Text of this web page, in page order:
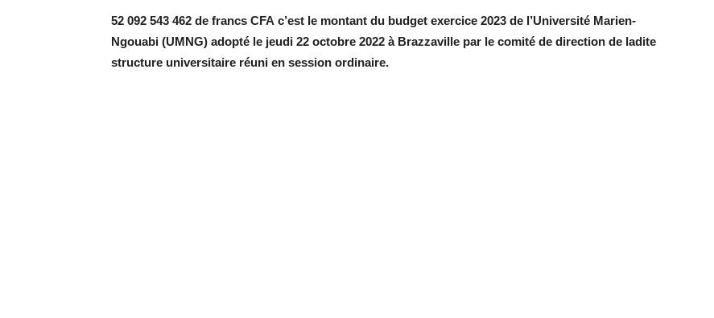
52 092 543 462 de francs CFA c’est le montant du budget exercice 2023 de l’Université Marien-
Ngouabi (UMNG) adopté le jeudi 22 octobre 2022 à Brazzaville par le comité de direction de ladite
structure universitaire réuni en session ordinaire.